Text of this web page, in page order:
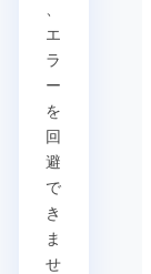
、
エ
ラ
ー
を
回
避
で
き
ま
せ